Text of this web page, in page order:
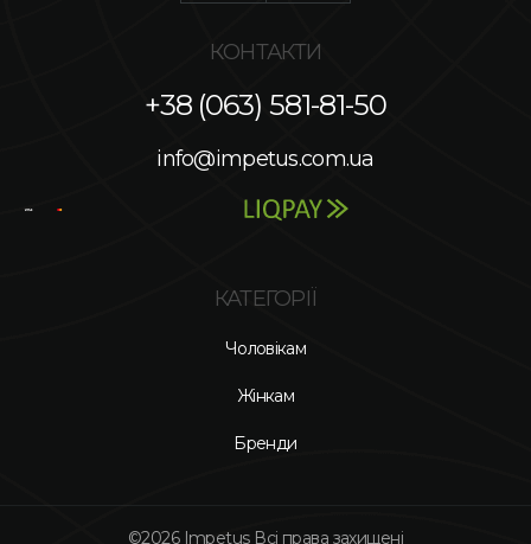
КОНТАКТИ
+38 (063) 581-81-50
info@impetus.com.ua
КАТЕГОРІЇ
Чоловікам
Жінкам
Бренди
©2026 Impetus Всі права захищені